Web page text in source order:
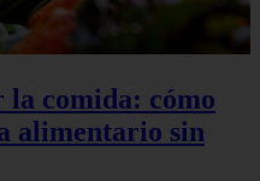
la comida: cómo
alimentario sin